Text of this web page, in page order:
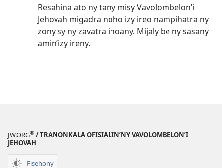
Resahina ato ny tany misy Vavolombelon’i
Jehovah migadra noho izy ireo nampihatra ny
zony sy ny zavatra inoany. Mijaly be ny sasany
amin’izy ireny.
JW.ORG® / TRANONKALA OFISIALIN’NY VAVOLOMBELON’I
JEHOVAH
Fisehony